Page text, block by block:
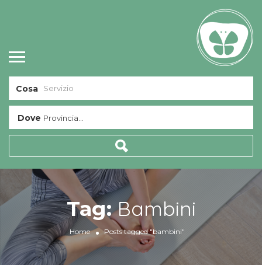
Cosa
Dove Provincia...
Tag:Bambini
Home Posts tagged "bambini"